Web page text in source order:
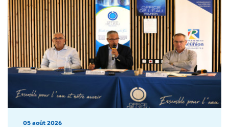
05 août 2026